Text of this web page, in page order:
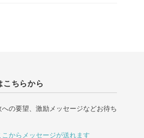
こちらから
の要望、激励メッセージなどお待ち
こからメッセージが送れます